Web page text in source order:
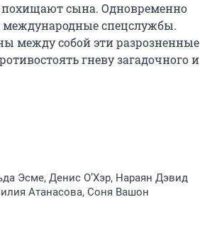
похищают сына. Одновременно
международные спецслужбы.
между собой эти разрозненные
гневу загадочного и
Эсме, Денис О’Хэр, Нараян Дэвид
Атанасова, Соня Вашон